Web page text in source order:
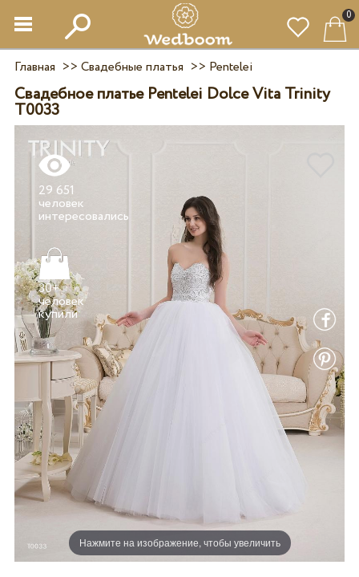
0
Главная >> Свадебные платья >> Pentelei
Свадебное платье Pentelei Dolce Vita Trinity
T0033
Нажмите на изображение, чтобы увеличить
29 651
человек
30+
человек
купили